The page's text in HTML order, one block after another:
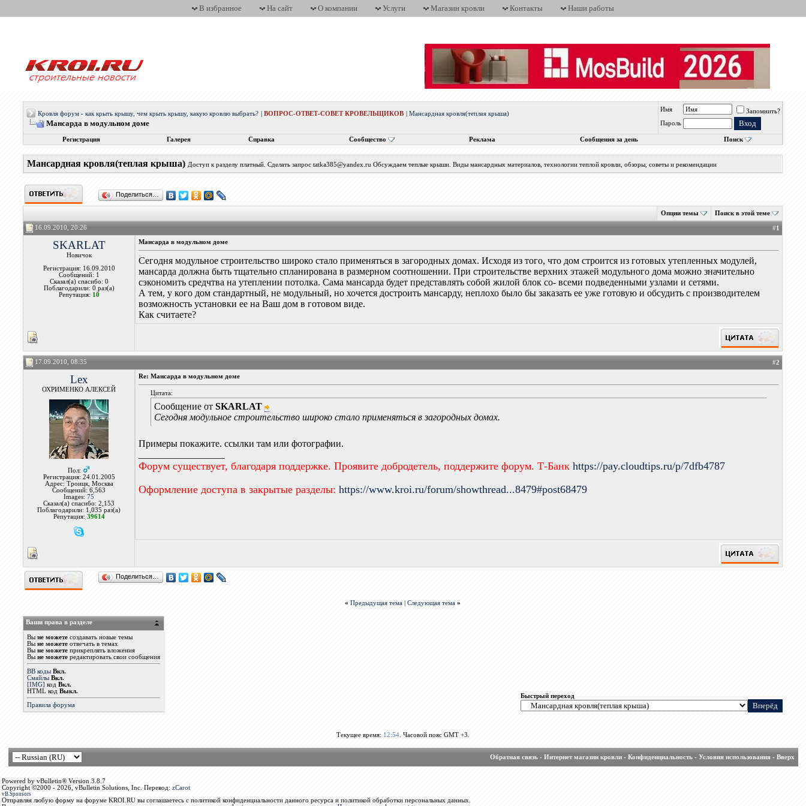
В избранное На сайт О компании Услуги Магазин кровли Контакты Наши работы
Кровля форум - как крыть крышу, чем крыть крышу, какую кровлю выбрать? |ВОПРОС-ОТВЕТ-СОВЕТ КРОВЕЛЬЩИКОВ |Мансардная кровля(теплая крыша)
Мансарда в модульном доме
Имя
Запомнить?
Пароль
Регистрация Галерея Справка Сообщество Реклама Сообщения за день Поиск
Мансардная кровля(теплая крыша) Доступ к разделу платный. Сделать запрос tatka385@yandex.ru Обсуждаем теплые крыши. Виды мансардных материалов, технологии теплой кровли, обзоры, советы и рекомендации
Поделиться…
Опции темы Поиск в этой теме
16.09.2010, 20:26 #1
SKARLAT
Новичок
Регистрация: 16.09.2010
Сообщений: 1
Сказал(а) спасибо: 0
Поблагодарили: 0 раз(а)
Репутация: 10
Мансарда в модульном доме
Сегодня модульное строительство широко стало применяться в загородных домах. Исходя из того, что дом строится из готовых утепленных модулей,
мансарда должна быть тщательно спланирована в размерном соотношении. При строительстве верхних этажей модульного дома можно значительно
сэкономить средчтва на утеплении потолка. Сама мансарда будет представлять собой жилой блок со- всеми подведенными узлами и сетями.
А тем, у кого дом стандартный, не модульный, но хочется достроить мансарду, неплохо было бы заказать ее уже готовую и обсудить с производителем
возможность установки ее на Ваш дом в готовом виде.
Как считаете?
17.09.2010, 08:35 #2
Lex
ОХРИМЕНКО АЛЕКСЕЙ
Пол:
Регистрация: 24.01.2005
Адрес: Троицк, Москва
Сообщений: 6,563
Images:75
Сказал(а) спасибо: 2,153
Поблагодарили: 1,035 раз(а)
Репутация: 39614
Re: Мансарда в модульном доме
Цитата:
Сообщение отSKARLAT
Сегодня модульное строительство широко стало применяться в загородных домах.
Примеры покажите. ссылки там или фотографии.
Форум существует, благодаря поддержке. Проявите добродетель, поддержите форум. Т-Банкhttps://pay.cloudtips.ru/p/7dfb4787
Оформление доступа в закрытые разделы:https://www.kroi.ru/forum/showthread...8479#post68479
Поделиться…
« Предыдущая тема |Следующая тема »
Ваши права в разделе
Выне можете создавать новые темы
Выне можете отвечать в темах
Выне можете прикреплять вложения
Выне можете редактировать свои сообщения
BB коды Вкл.
Смайлы Вкл.
[IMG] кодВкл.
HTML кодВыкл.
Правила форума
Быстрый переход
Текущее время: 12:54. Часовой пояс GMT +3.
Обратная связь- Интернет магазин кровли- Конфиденциальность- Условия использования- Вверх
Powered by vBulletin® Version 3.8.7
Copyright ©2000 - 2026, vBulletin Solutions, Inc. Перевод: zCarot
vB.Sponsors
Отправляя любую форму на форуме KROI.RU вы соглашаетесь с политикой конфиденциальности данного ресурса и политикой обработки персональных данных.